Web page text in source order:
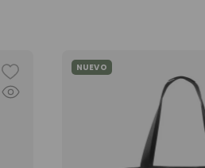
NUEVO